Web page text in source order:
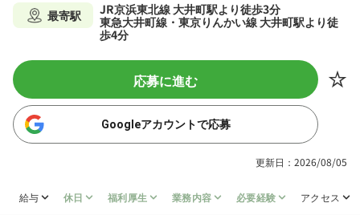
最寄駅
JR京浜東北線 大井町駅より徒歩3分
東急大井町線・東京りんかい線 大井町駅より徒
歩4分
応募に進む
Googleアカウントで応募
更新日：2026/08/05
給与 休日 福利厚生 業務内容 必要経験 アクセス